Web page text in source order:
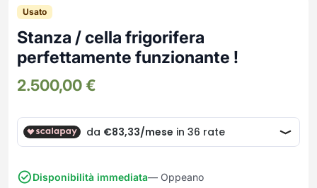
Frullatori
Grattugie elettriche
Macchine caffe e capsule
Pulizia Casa
Robot Da Cucina
Spremiagrumi e Centrifughe
Stiro
Tritacarne
Lampade da parete
Lampade da tavolo
Lampade da terra
Mobili Multiuso
Multiuso e Scarpiere
Complementi Soggiorno
Divani e Poltrone
Soggiorni e Pareti
Banconi Reception
Moduli per ufficio
Usato
Stanza / cella frigorifera
perfettamente funzionante !
2.500,00€
Disponibilità immediata— Oppeano